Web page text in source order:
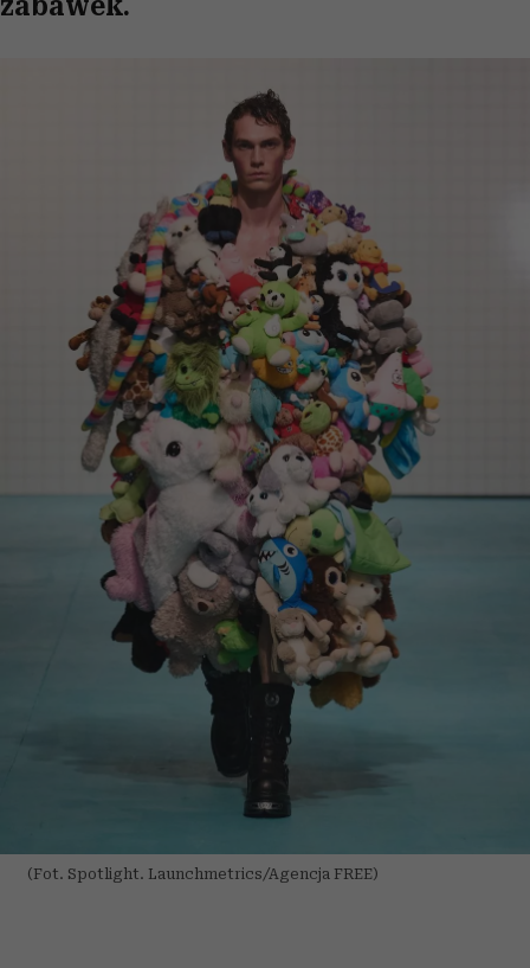
(Fot. Spotlight. Launchmetrics/Agencja FREE)